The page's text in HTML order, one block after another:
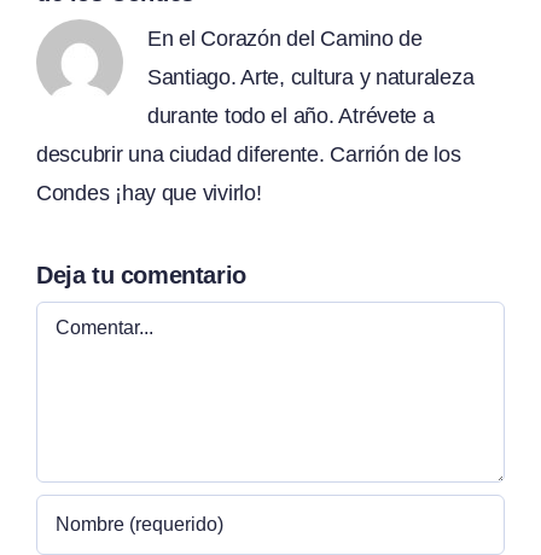
En el Corazón del Camino de
Santiago. Arte, cultura y naturaleza
durante todo el año. Atrévete a
descubrir una ciudad diferente. Carrión de los
Condes ¡hay que vivirlo!
Deja tu comentario
Comentar